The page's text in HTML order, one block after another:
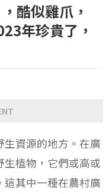
酷似雞爪，
年珍貴了，
資源的地方。在廣
植物，它們或高或
其中一種在農村廣